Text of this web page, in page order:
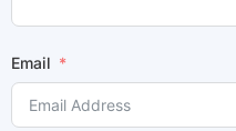
Email